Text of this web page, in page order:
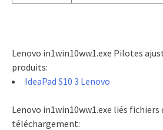
Lenovo in1win10ww1.exe Pilotes
produits:
IdeaPad S10 3 Lenovo
Lenovo in1win10ww1.exe liés
téléchargement: